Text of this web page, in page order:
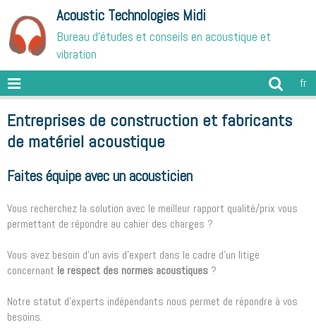
Acoustic Technologies Midi
Bureau d'études et conseils en acoustique et
vibration
fr
Entreprises de construction et fabricants
de matériel acoustique
Faites équipe avec un acousticien
Vous recherchez la solution avec le meilleur rapport qualité/prix vous
permettant de répondre au cahier des charges ?
Vous avez besoin d’un avis d’expert dans le cadre d’un litige
concernant le respect des normes acoustiques ?
Notre statut d’experts indépendants nous permet de répondre à vos
besoins.